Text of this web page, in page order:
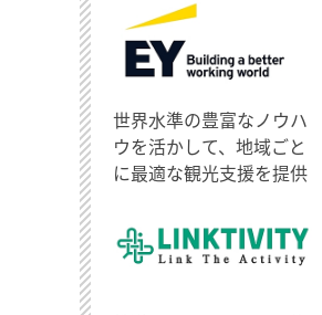
世界水準の豊富なノウハ
ウを活かして、地域ごと
に最適な観光支援を提供